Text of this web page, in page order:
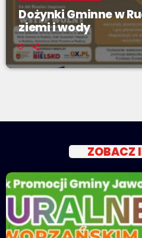
Dożynki Gminne w
ziemi i wody
ZOBACZ